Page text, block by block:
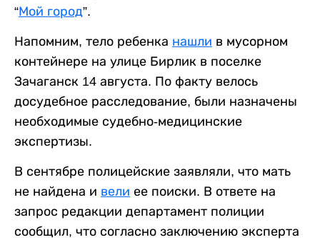
“Мой город”.
Напомним, тело ребенка нашли в мусорном
контейнере на улице Бирлик в поселке
Зачаганск 14 августа. По факту велось
досудебное расследование, были назначены
необходимые судебно-медицинские
экспертизы.
В сентябре полицейские заявляли, что мать
не найдена и вели ее поиски. В ответе на
запрос редакции департамент полиции
сообщил, что согласно заключению эксперта